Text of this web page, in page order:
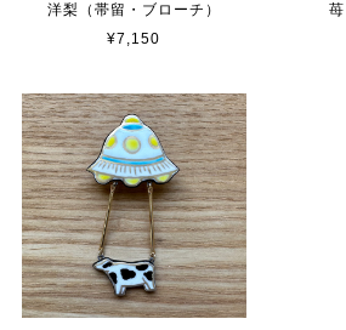
洋梨（帯留・ブローチ）
¥7,150